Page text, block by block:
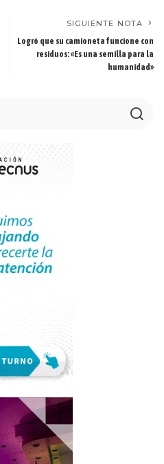
SIGUIENTE NOTA
Logró que su camioneta funcione con
residuos: «Es una semilla para la
humanidad»